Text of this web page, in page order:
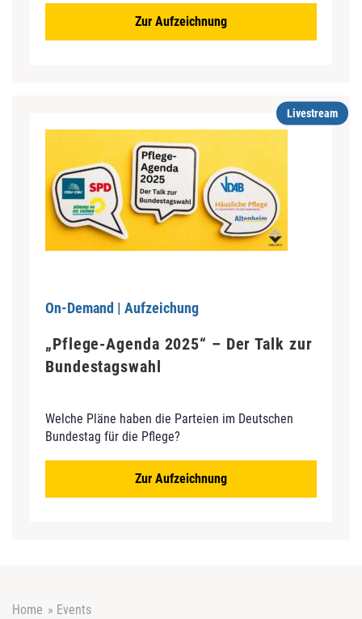
Zur Aufzeichnung
Livestream
On-Demand | Aufzeichung
„Pflege-Agenda 2025“ – Der Talk zur
Bundestagswahl
Welche Pläne haben die Parteien im Deutschen
Bundestag für die Pflege?
Zur Aufzeichnung
Home » Events